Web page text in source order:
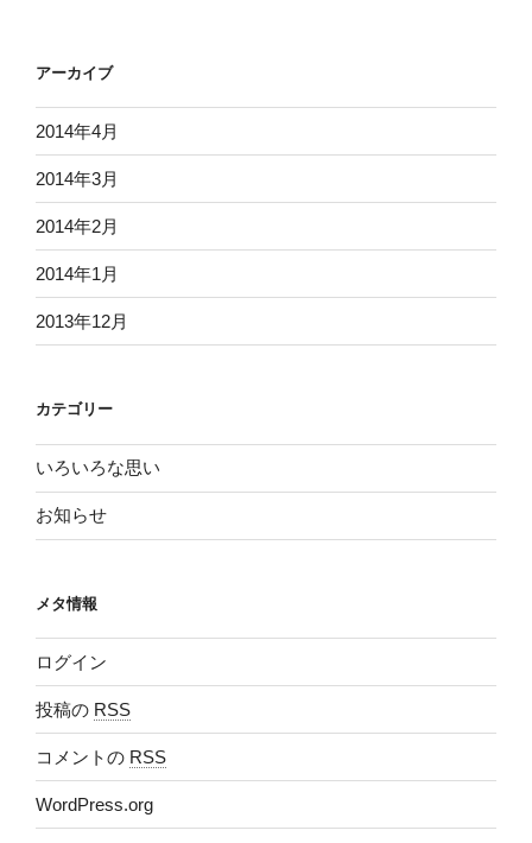
アーカイブ
2014年4月
2014年3月
2014年2月
2014年1月
2013年12月
カテゴリー
いろいろな思い
お知らせ
メタ情報
ログイン
投稿の RSS
コメントの RSS
WordPress.org